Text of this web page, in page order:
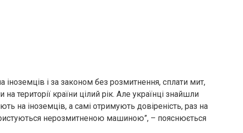
і за законом без розмитнення, сплати мит,
території країни цілий рік. Але українці знайшли
на іноземців, а самі отримують довіреність, раз на
нерозмитненою машиною”, – пояснюється